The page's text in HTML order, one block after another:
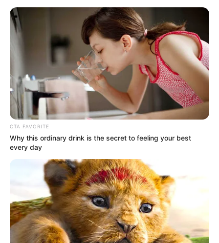
Coruja linda feita com rolos de
papel higiênico
CTA FAVORITE
Why this ordinary drink is the secret to feeling your best
every day